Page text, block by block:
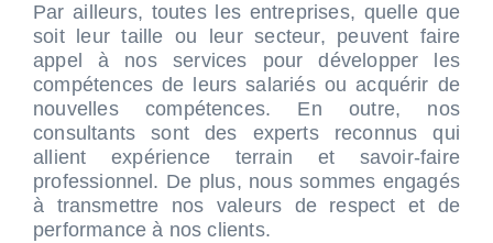
Par ailleurs, toutes les entreprises, quelle que
soit leur taille ou leur secteur, peuvent faire
appel à nos services pour développer les
compétences de leurs salariés ou acquérir de
nouvelles compétences. En outre, nos
consultants sont des experts reconnus qui
allient expérience terrain et savoir-faire
professionnel. De plus, nous sommes engagés
à transmettre nos valeurs de respect et de
performance à nos clients.